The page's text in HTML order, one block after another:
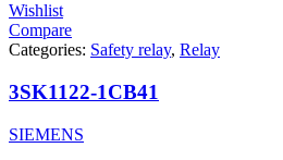
Wishlist
Compare
Categories: Safety relay, Relay
3SK1122-1CB41
SIEMENS